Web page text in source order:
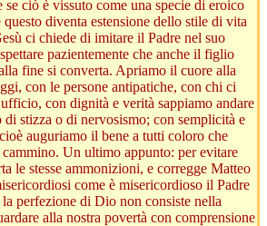
ciò è vissuto come una specie di eroico
diventa estensione dello stile di vita
ci chiede di imitare il Padre nel suo
pazientemente che anche il figlio
fine si converta. Apriamo il cuore alla
con le persone antipatiche, con chi ci
con dignità e verità sappiamo andare
stizza o di nervosismo; con semplicità e
auguriamo il bene a tutti coloro che
Un ultimo appunto: per evitare
le stesse ammonizioni, e corregge Matteo
come è misericordioso il Padre
perfezione di Dio non consiste nella
alla nostra povertà con comprensione